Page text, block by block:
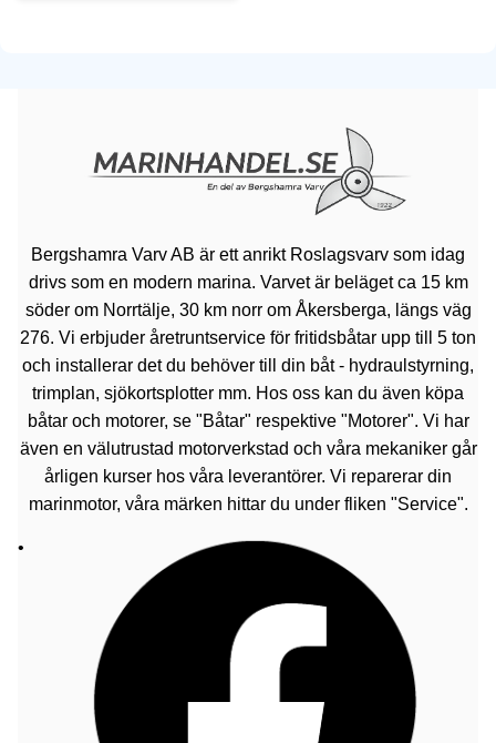
Bergshamra Varv AB är ett anrikt Roslagsvarv som idag
drivs som en modern marina. Varvet är beläget ca 15 km
söder om Norrtälje, 30 km norr om Åkersberga, längs väg
276. Vi erbjuder åretruntservice för fritidsbåtar upp till 5 ton
och installerar det du behöver till din båt - hydraulstyrning,
trimplan, sjökortsplotter mm. Hos oss kan du även köpa
båtar och motorer, se "Båtar" respektive "Motorer". Vi har
även en välutrustad motorverkstad och våra mekaniker går
årligen kurser hos våra leverantörer. Vi reparerar din
marinmotor, våra märken hittar du under fliken "Service".